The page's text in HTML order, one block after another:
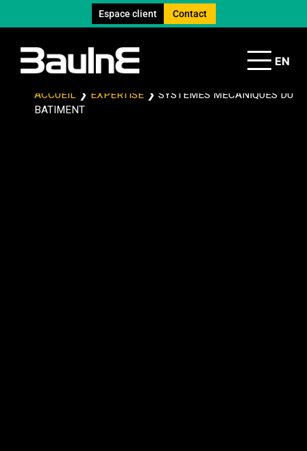
Espace client Contact
EN
ACCUEIL ❯ EXPERTISE ❯ SYSTEMES MECANIQUES DU
BATIMENT